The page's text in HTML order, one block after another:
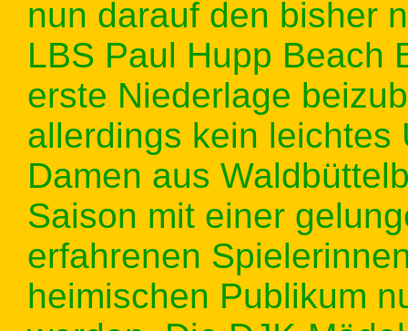
nun darauf den bisher
LBS Paul Hupp Beach
erste Niederlage
allerdings kein leichtes
Damen aus
Saison mit einer
erfahrenen
heimischen Publikum